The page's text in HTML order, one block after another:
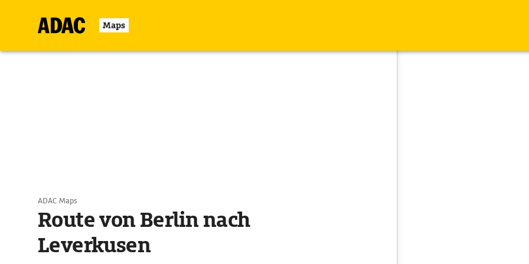
Maps
ADAC Maps
Route von Berlin nach
Leverkusen